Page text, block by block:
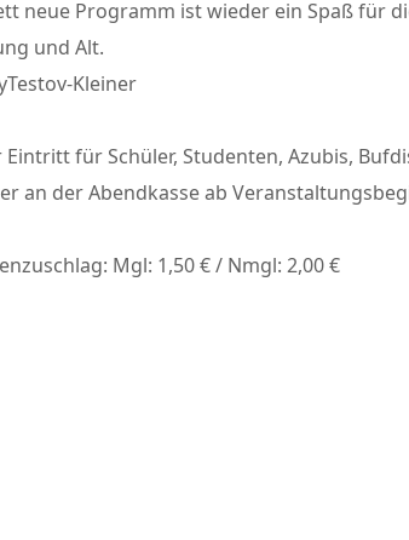
neue Programm ist wieder ein Spaß für
und Alt.
Kleiner
für Schüler, Studenten, Azubis,
an der Abendkasse ab
Mgl: 1,50 € / Nmgl: 2,00 €